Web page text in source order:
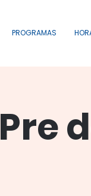
PROGRAMAS
Pre